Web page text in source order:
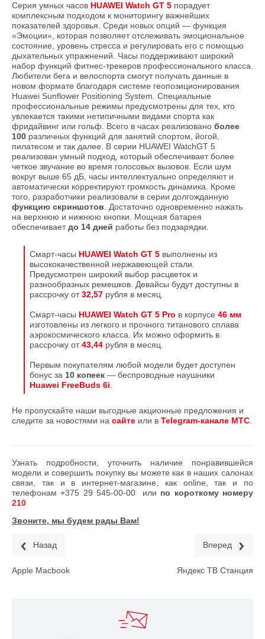
Серия умных часов HUAWEI Watch GT 5 порадует
комплексным подходом к мониторингу важнейших
показателей здоровья. Среди новых опций — функция
«Эмоции», которая позволяет отслеживать эмоциональное
состояние, уровень стресса и регулировать его с помощью
дыхательных упражнений. Часы поддерживают широкий
набор функций фитнес-трекеров профессионального класса.
Любители бега и велоспорта смогут получать данные в
новом формате благодаря системе геопозиционирования
Huawei Sunflower Positioning System. Специальные
профессиональные режимы предусмотрены для тех, кто
увлекается такими нетипичными видами спорта как
фридайвинг или гольф. Всего в часах реализовано более
100 различных функций для занятий спортом, йогой,
пилатесом и так далее. В серии HUAWEI WatchGT 5
реализован умный подход, который обеспечивает более
четкое звучание во время голосовых вызовов. Если шум
вокруг выше 65 дБ, часы интеллектуально определяют и
автоматически корректируют громкость динамика. Кроме
того, разработчики реализовали в серии долгожданную
функцию скриншотов. Достаточно одновременно нажать
на верхнюю и нижнюю кнопки. Мощная батарея
обеспечиваетдо 14 дней работы без подзарядки.
Смарт-часы HUAWEI Watch GT 5 выполнены из
высококачественной нержавеющей стали.
Предусмотрен широкий выбор расцветок и
разнообразных ремешков. Девайсы будут доступны в
рассрочку от32,57 рубля в месяц.
Смарт-часы HUAWEI Watch GT 5 Pro в корпусе 46 мм
изготовлены из легкого и прочного титанового сплава
аэрокосмического класса. Их можно оформить в
рассрочку от43,44 рубля в месяц.
Первым покупателям любой модели будет доступен
бонус за 10 копеек — беспроводные наушники
Huawei FreeBuds 6i.
Не пропускайте наши выгодные акционные предложения и
следите за новостями на сайте или в Telegram-канале МТС.
Узнать подробности, уточнить наличие понравившейся
модели и совершить покупку вы можете как в наших салонах
связи, так и в интернет-магазине, как online, так и по
телефонам+375 29 545-00-00 или по короткому номеру
210
Звоните, мы будем рады Вам!
Назад
Apple Macbook
Вперед
Яндекс ТВ Станция